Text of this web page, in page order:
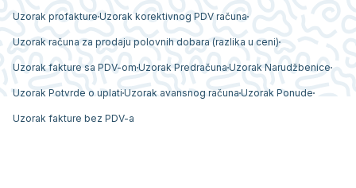
Uzorak profakture Uzorak korektivnog PDV računa
Uzorak računa za prodaju polovnih dobara (razlika u ceni)
Uzorak fakture sa PDV-om Uzorak Predračuna Uzorak Narudžbenice
Uzorak Potvrde o uplati Uzorak avansnog računa Uzorak Ponude
Uzorak fakture bez PDV-a